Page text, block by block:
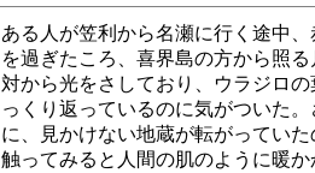
ある人が笠利から名瀬に行く途中、
を過ぎたころ、喜界島の方から照る
対から光をさしており、ウラジロの
っくり返っているのに気がついた。
に、見かけない地蔵が転がっていた
触ってみると人間の肌のように暖か